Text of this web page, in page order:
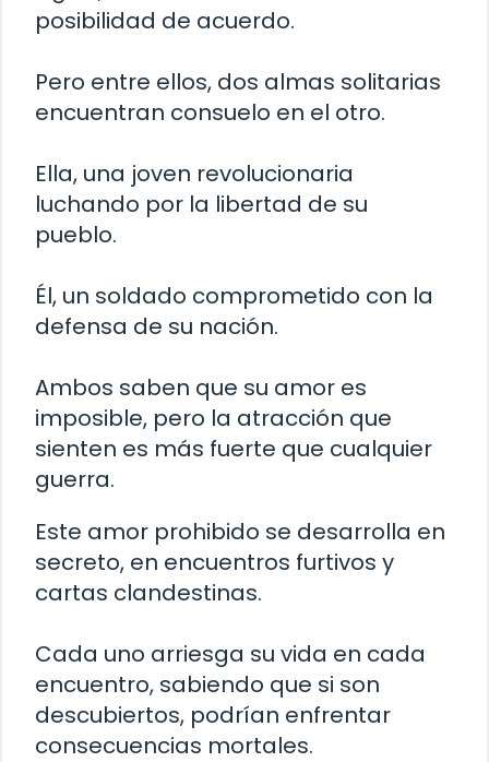
posibilidad de acuerdo.
Pero entre ellos, dos almas solitarias
encuentran consuelo en el otro.
Ella, una joven revolucionaria
luchando por la libertad de su
pueblo.
Él, un soldado comprometido con la
defensa de su nación.
Ambos saben que su amor es
imposible, pero la atracción que
sienten es más fuerte que cualquier
guerra.
Este amor prohibido se desarrolla en
secreto, en encuentros furtivos y
cartas clandestinas.
Cada uno arriesga su vida en cada
encuentro, sabiendo que si son
descubiertos, podrían enfrentar
consecuencias mortales.